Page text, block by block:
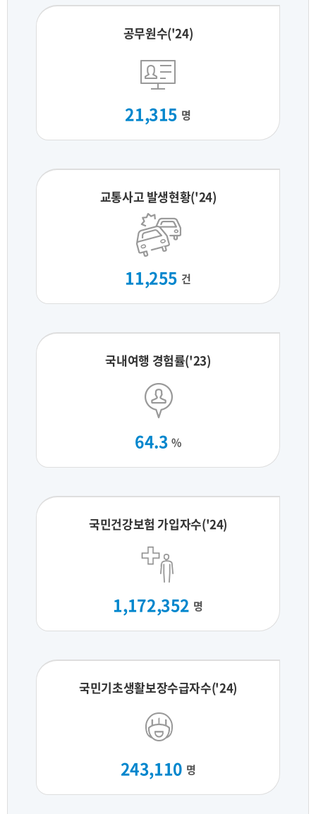
공무원수('24)
21,315 명
교통사고 발생현황('24)
11,255 건
국내여행 경험률('23)
64.3 %
국민건강보험 가입자수('24)
1,172,352 명
국민기초생활보장수급자수('24)
243,110 명